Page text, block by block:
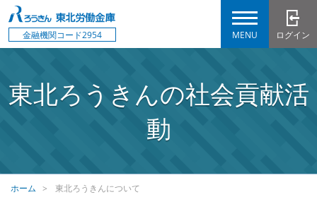
金融機関コード2954 ログイン
MENU
東北ろうきんの社会貢献活
動
ホーム
東北ろうきんについて